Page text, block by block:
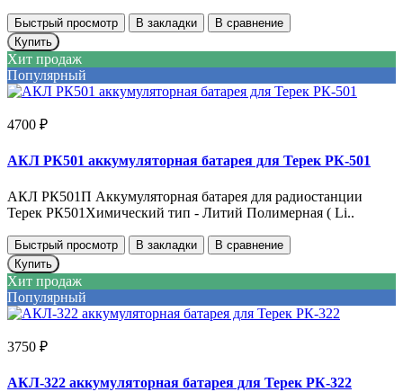
Быстрый просмотр В закладки
В сравнение
Купить
Хит продаж
Популярный
4700 ₽
АКЛ РК501 аккумуляторная батарея для Терек РК-501
АКЛ РК501П Аккумуляторная батарея для радиостанции
Терек РК501Химический тип - Литий Полимерная ( Li..
Быстрый просмотр В закладки
В сравнение
Купить
Хит продаж
Популярный
3750 ₽
АКЛ-322 аккумуляторная батарея для Терек РК-322